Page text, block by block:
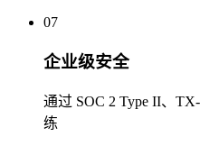
07
企业级安全
通过 SOC 2 Type II、
练